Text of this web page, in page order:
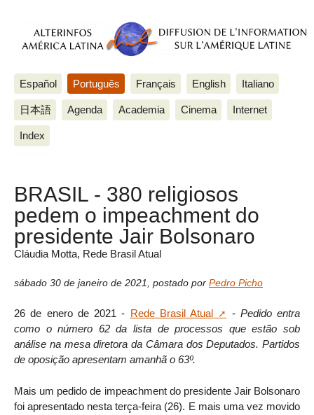
Español Português Français English Italiano
日本語 Agenda Academia Cinema Internet
Index
BRASIL - 380 religiosos
pedem o impeachment do
presidente Jair Bolsonaro
Cláudia Motta, Rede Brasil Atual
sábado 30 de janeiro de 2021 postado por Pedro Picho
26 de enero de 2021 - Rede Brasil Atual - Pedido entra
como o número 62 da lista de processos que estão sob
análise na mesa diretora da Câmara dos Deputados. Partidos
de oposição apresentam amanhã o 63º.
Mais um pedido de impeachment do presidente Jair Bolsonaro
foi apresentado nesta terça-feira (26). E mais uma vez movido